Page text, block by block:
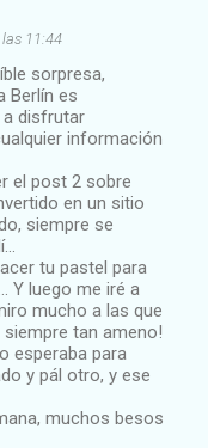
11:44
sorpresa,
Berlín es
a disfrutar
información
el post 2 sobre
en un sitio
siempre se
tu pastel para
Y luego me iré a
mucho a las que
tan ameno!
esperaba para
y pál otro, y ese
muchos besos